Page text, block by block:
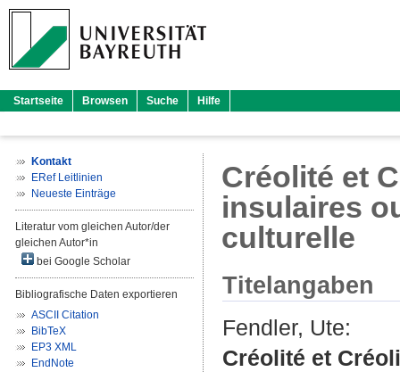
Startseite Browsen Suche Hilfe
Kontakt
ERef Leitlinien
Neueste Einträge
Literatur vom gleichen Autor/der
gleichen Autor*in
bei Google Scholar
Bibliografische Daten exportieren
ASCII Citation
BibTeX
EP3 XML
EndNote
Créolité et
insulaires
culturelle
Titelangaben
Fendler, Ute:
Créolité et